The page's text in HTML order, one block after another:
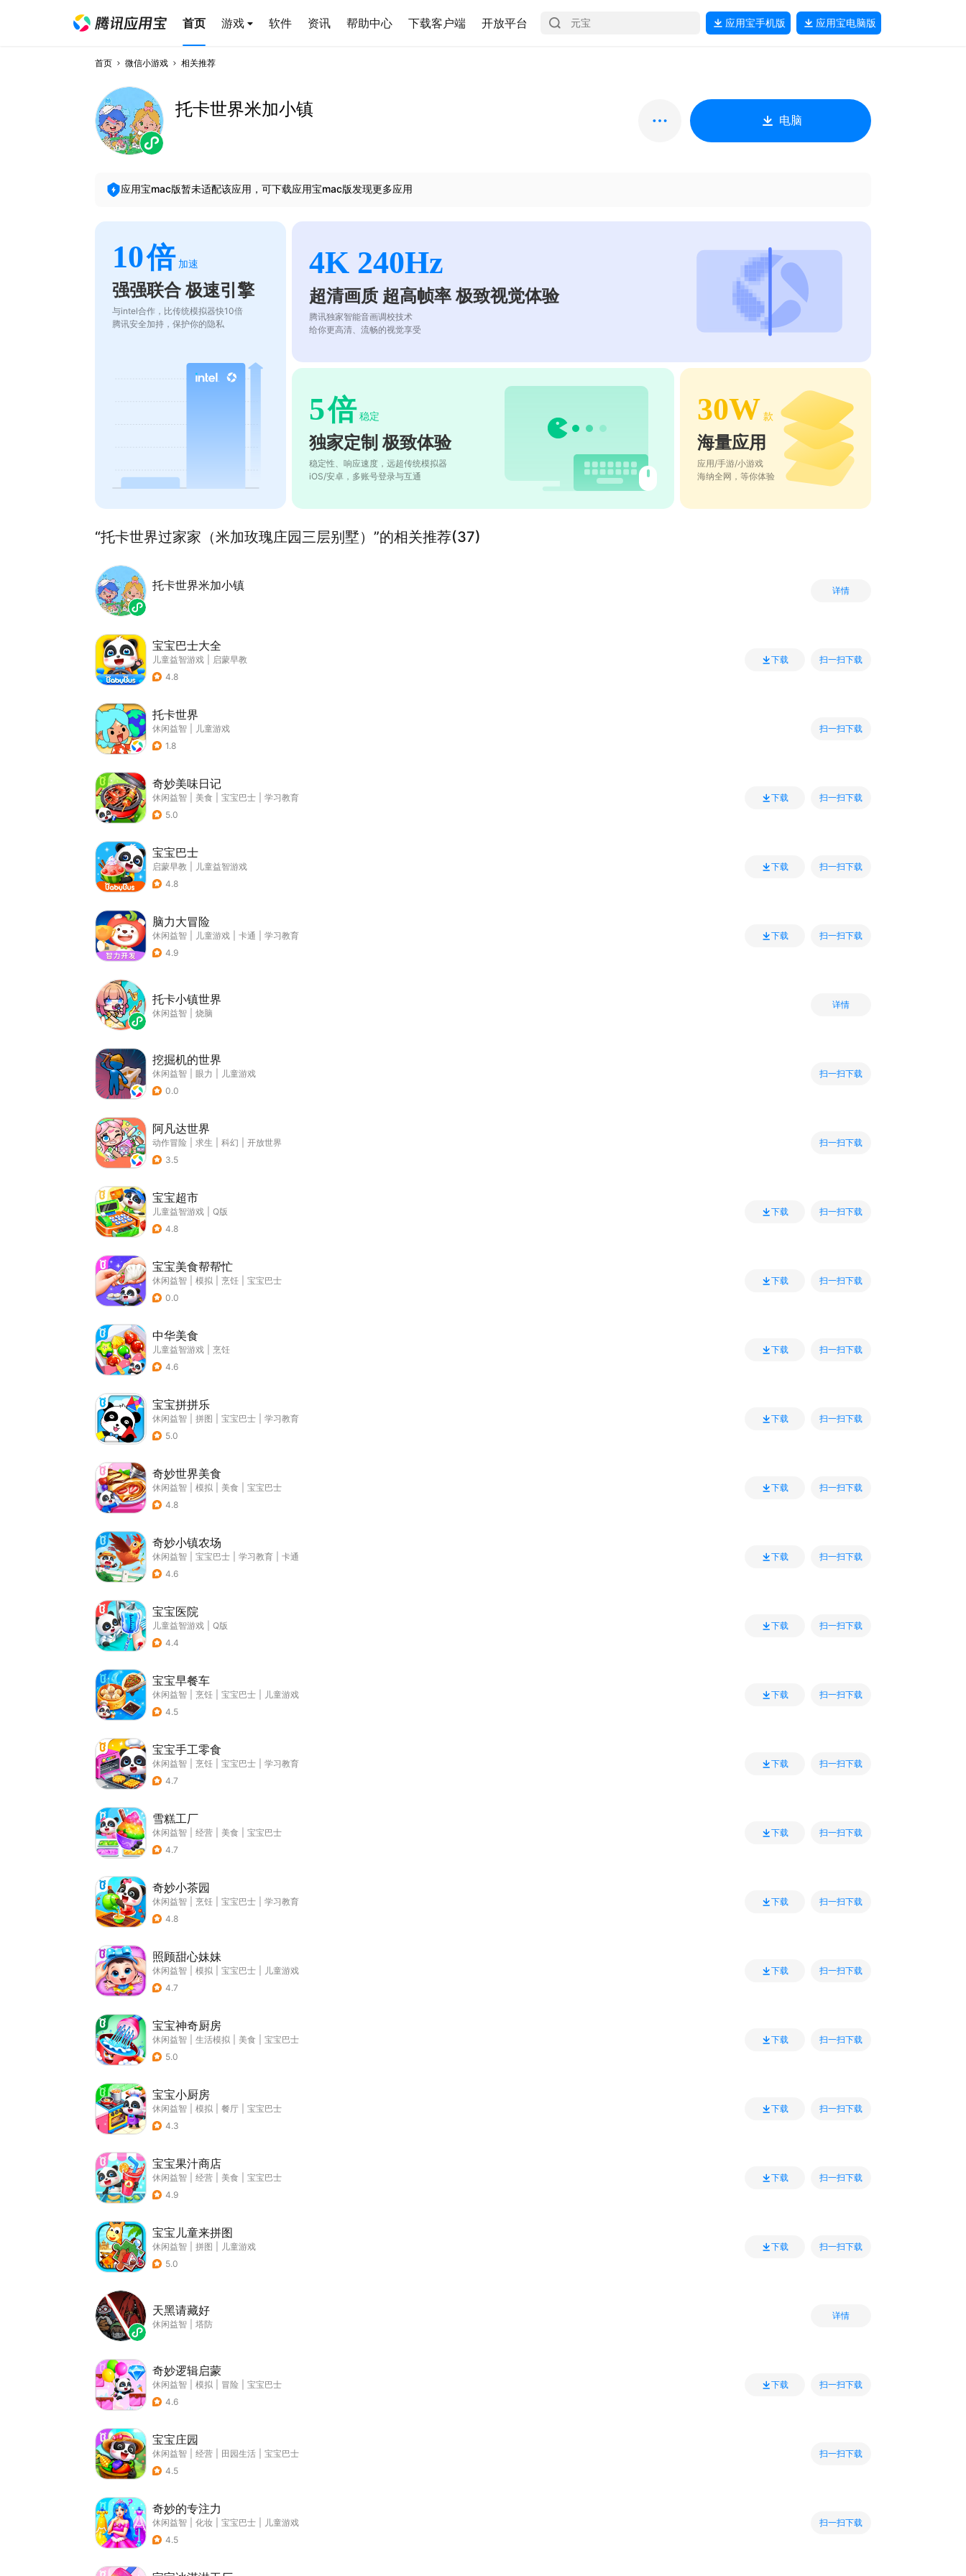
首页 游戏 软件 资讯 帮助中心 下载客户端 开放平台 应用宝手机版 应用宝电脑版
首页 微信小游戏 相关推荐
托卡世界米加小镇
电脑
应用宝mac版暂未适配该应用，可下载应用宝mac版发现更多应用
10倍 加速
强强联合 极速引擎
与intel合作，比传统模拟器快10倍
腾讯安全加持，保护你的隐私
4K 240Hz
超清画质 超高帧率 极致视觉体验
腾讯独家智能音画调校技术
给你更高清、流畅的视觉享受
5倍 稳定
独家定制 极致体验
稳定性、响应速度，远超传统模拟器
iOS/安卓，多账号登录与互通
30W 款
海量应用
应用/手游/小游戏
海纳全网，等你体验
“托卡世界过家家（米加玫瑰庄园三层别墅）”的相关推荐(37)
托卡世界米加小镇 详情
宝宝巴士大全
儿童益智游戏
启蒙早教
4.8
下载 扫一扫下载
托卡世界
休闲益智
儿童游戏
1.8
扫一扫下载
奇妙美味日记
休闲益智 美食 宝宝巴士
学习教育
5.0
下载 扫一扫下载
宝宝巴士
启蒙早教
儿童益智游戏
4.8
下载 扫一扫下载
脑力大冒险
休闲益智 儿童游戏 卡通
学习教育
4.9
下载 扫一扫下载
托卡小镇世界
休闲益智 烧脑
详情
挖掘机的世界
休闲益智 眼力
儿童游戏
0.0
扫一扫下载
阿凡达世界
动作冒险 求生 科幻
开放世界
3.5
扫一扫下载
宝宝超市
儿童益智游戏
Q版
4.8
下载 扫一扫下载
宝宝美食帮帮忙
休闲益智 模拟 烹饪
宝宝巴士
0.0
下载 扫一扫下载
中华美食
儿童益智游戏
烹饪
4.6
下载 扫一扫下载
宝宝拼拼乐
休闲益智 拼图 宝宝巴士
学习教育
5.0
下载 扫一扫下载
奇妙世界美食
休闲益智 模拟 美食
宝宝巴士
4.8
下载 扫一扫下载
奇妙小镇农场
休闲益智 宝宝巴士 学习教育
卡通
4.6
下载 扫一扫下载
宝宝医院
儿童益智游戏
Q版
4.4
下载 扫一扫下载
宝宝早餐车
休闲益智 烹饪 宝宝巴士
儿童游戏
4.5
下载 扫一扫下载
宝宝手工零食
休闲益智 烹饪 宝宝巴士
学习教育
4.7
下载 扫一扫下载
雪糕工厂
休闲益智 经营 美食
宝宝巴士
4.7
下载 扫一扫下载
奇妙小茶园
休闲益智 烹饪 宝宝巴士
学习教育
4.8
下载 扫一扫下载
照顾甜心妹妹
休闲益智 模拟 宝宝巴士
儿童游戏
4.7
下载 扫一扫下载
宝宝神奇厨房
休闲益智 生活模拟 美食
宝宝巴士
5.0
下载 扫一扫下载
宝宝小厨房
休闲益智 模拟 餐厅
宝宝巴士
4.3
下载 扫一扫下载
宝宝果汁商店
休闲益智 经营 美食
宝宝巴士
4.9
下载 扫一扫下载
宝宝儿童来拼图
休闲益智 拼图
儿童游戏
5.0
下载 扫一扫下载
天黑请藏好
休闲益智 塔防
详情
奇妙逻辑启蒙
休闲益智 模拟 冒险
宝宝巴士
4.6
下载 扫一扫下载
宝宝庄园
休闲益智 经营 田园生活
宝宝巴士
4.5
扫一扫下载
奇妙的专注力
休闲益智 化妆 宝宝巴士
儿童游戏
4.5
扫一扫下载